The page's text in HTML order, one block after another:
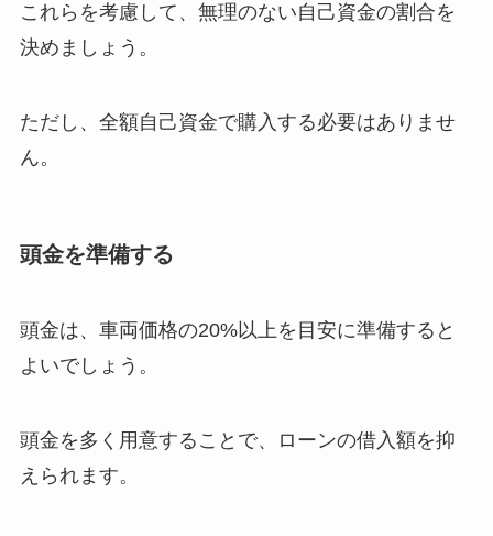
これらを考慮して、無理のない自己資金の割合を
決めましょう。
ただし、全額自己資金で購入する必要はありませ
ん。
頭金を準備する
頭金は、車両価格の20%以上を目安に準備すると
よいでしょう。
頭金を多く用意することで、ローンの借入額を抑
えられます。